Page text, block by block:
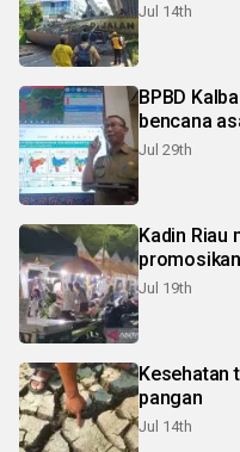
Jul 14th
BPBD
bencana
Jul 29th
Kadin Riau
Jul 19th
Kesehatan
pangan
Jul 14th